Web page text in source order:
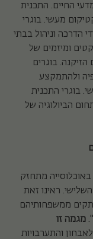
החיים. התכנית
מעשי. בוגרי
הדרכה וניהול בבתי
ומיזמים של
בוגרים
ולהתמקצע
בוגרי התכנית
הביולוגיה של
מתחזק
ראינו זאת
ממשפחותיהם
מגמה זו
והתערבויות